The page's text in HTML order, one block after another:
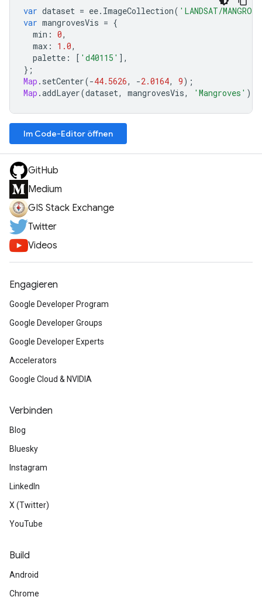
var dataset = ee. ImageCollection( 'LANDSAT/
var mangrovesVis = {
min : 0,
max : 1.0,
palette : [ 'd40115' ],
};
Map . setCenter(-44.5626, -2.0164, 9);
Map .addLayer(dataset, mangrovesVis, 'Mangroves' );
Im Code-Editor öffnen
GitHub
Medium
GIS Stack Exchange
Twitter
Videos
Engagieren
Google Developer Program
Google Developer Groups
Google Developer Experts
Accelerators
Google Cloud & NVIDIA
Verbinden
Blog
Bluesky
Instagram
LinkedIn
X (Twitter)
YouTube
Build
Android
Chrome